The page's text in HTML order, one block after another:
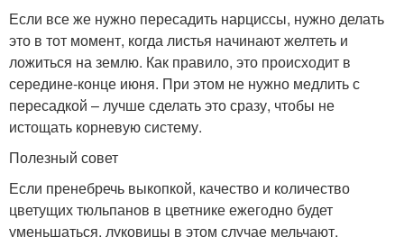
Если все же нужно пересадить нарциссы, нужно делать
это в тот момент, когда листья начинают желтеть и
ложиться на землю. Как правило, это происходит в
середине-конце июня. При этом не нужно медлить с
пересадкой – лучше сделать это сразу, чтобы не
истощать корневую систему.
Полезный совет
Если пренебречь выкопкой, качество и количество
цветущих тюльпанов в цветнике ежегодно будет
уменьшаться, луковицы в этом случае мельчают,